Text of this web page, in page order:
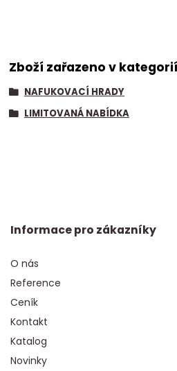
Zboží zařazeno v
NAFUKOVACÍ HRADY
LIMITOVANÁ NABÍDKA
Informace pro zákazníky
O nás
Reference
Ceník
Kontakt
Katalog
Novinky